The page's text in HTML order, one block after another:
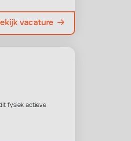
vacature
fysiek actieve